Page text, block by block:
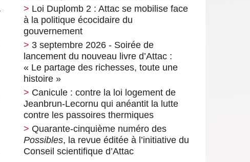
Loi Duplomb 2 : Attac se mobilise face
à la politique écocidaire du
gouvernement
3 septembre 2026 - Soirée de
lancement du nouveau livre d’Attac :
« Le partage des richesses, toute une
histoire »
Canicule : contre la loi logement de
Jeanbrun-Lecornu qui anéantit la lutte
contre les passoires thermiques
Quarante-cinquième numéro des
Possibles, la revue éditée à l’initiative du
Conseil scientifique d’Attac